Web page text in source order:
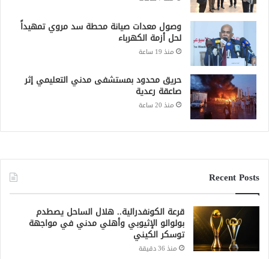
وصول معدات صيانة محطة سد مروي تمهيداً
لحل أزمة الكهرباء
منذ 19 ساعة
حريق محدود بمستشفى مدني التعليمي إثر
صاعقة رعدية
منذ 20 ساعة
Recent Posts
قرعة الكونفدرالية.. هلال الساحل يصطدم
بولوالو الإثيوبي وأهلي مدني في مواجهة
توسكر الكيني
منذ 36 دقيقة